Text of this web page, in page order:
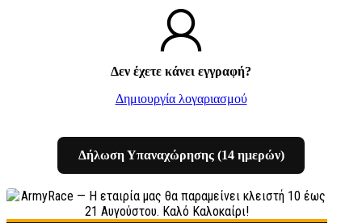
Δεν έχετε κάνει εγγραφή?
Δημιουργία λογαριασμού
Δήλωση Υπαναχώρησης (14 ημερών)